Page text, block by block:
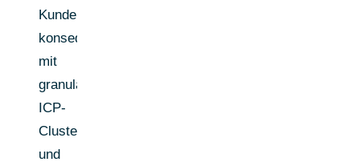
Kundenprojekten
konsequent
mit
granularen
ICP-
Clustern
und